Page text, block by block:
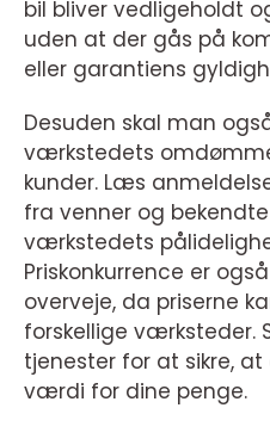
bil bliver vedligeholdt
uden at der gås på
eller garantiens
Desuden skal man
værkstedets
kunder. Læs
fra venner og
værkstedets
Priskonkurrence er
overveje, da priserne
forskellige værksteder.
tjenester for at sikre,
værdi for dine penge.